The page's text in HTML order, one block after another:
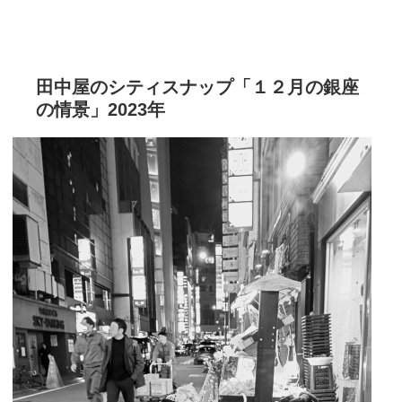
田中屋のシティスナップ「１２月の銀座
の情景」2023年